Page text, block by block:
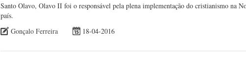
Santo Olavo, Olavo II foi o responsável pela plena implementação do cristianismo na
país.
Gonçalo Ferreira
18-04-2016